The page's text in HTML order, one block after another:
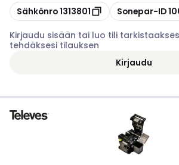
Kopioi
Sähkönro1313801 Kopioi
Sonepar-ID
Kirjaudu sisään tai luo tili
tehdäksesi tilauksen
Kirjaudu